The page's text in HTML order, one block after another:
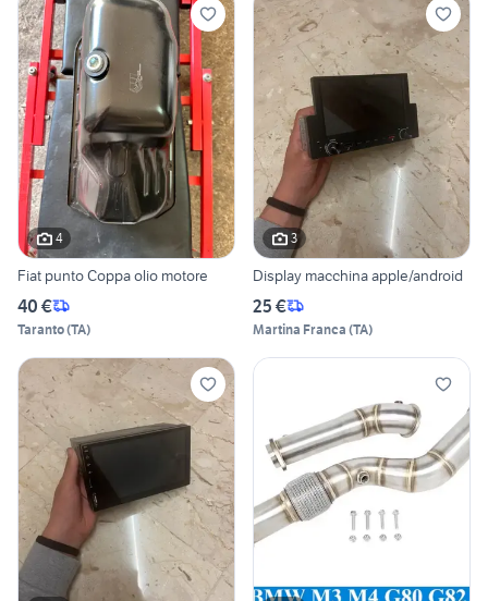
4
Fiat punto Coppa olio motore
40 €
Taranto(TA)
3
Display macchina apple/android
25 €
Martina Franca (TA)